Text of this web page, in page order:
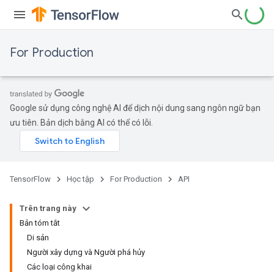
For Production
Google sử dụng công nghệ AI để dịch nội dung sang ngôn ngữ bạn
ưu tiên. Bản dịch bằng AI có thể có lỗi.
TensorFlow Học tập For Production API
Trên trang này
Bản tóm tắt
Di sản
Người xây dựng và Người phá hủy
Các loại công khai